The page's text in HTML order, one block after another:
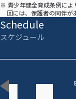
※ 青少年健全育成条例によ
回には、保護者の同伴が
Schedule
スケジュール
8